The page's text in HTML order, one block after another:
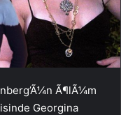
Ã¶lÃ¼m
Georgina